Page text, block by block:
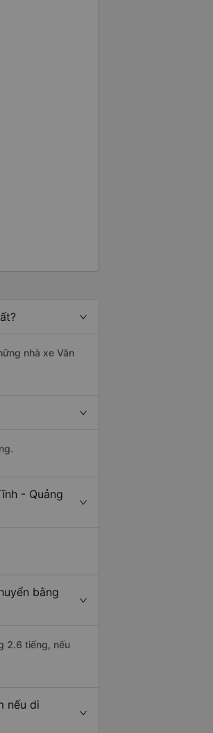
nhà xe Văn
- Quảng
bằng
2.6 tiếng, nếu
nếu di